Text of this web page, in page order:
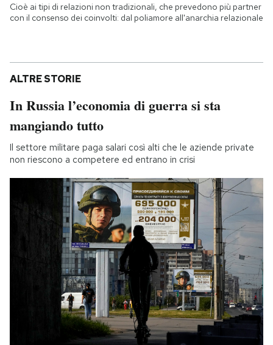
Cioè ai tipi di relazioni non tradizionali, che prevedono più partner
con il consenso dei coinvolti: dal poliamore all'anarchia relazionale
ALTRE STORIE
In Russia l’economia di guerra si sta
mangiando tutto
Il settore militare paga salari così alti che le aziende private
non riescono a competere ed entrano in crisi